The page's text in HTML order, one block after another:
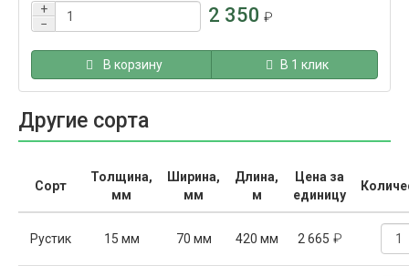
+
−
2 350 ₽
В корзину В 1 клик
Другие сорта
Сорт
Толщина,
мм
Ширина,
мм
Длина,
м
Цена за
единицу
Рустик 15 мм 70 мм 420 мм 2 665 ₽